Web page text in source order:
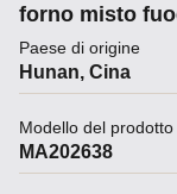
forno misto
Paese di origine
Hunan, Cina
Modello del prodotto
MA202638